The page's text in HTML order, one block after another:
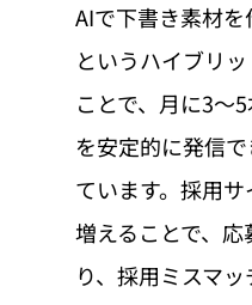
AIで下書き素材
というハイブリ
ことで、月に3〜
を安定的に発信
ています。採用
増えることで、
り、採用ミスマ